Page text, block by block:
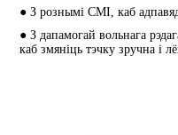
● З рознымі СМІ, каб
● З дапамогай вольнага
каб змяніць тэчку зручна і